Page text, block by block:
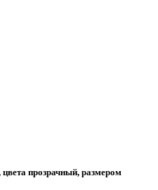
прозрачный, размером